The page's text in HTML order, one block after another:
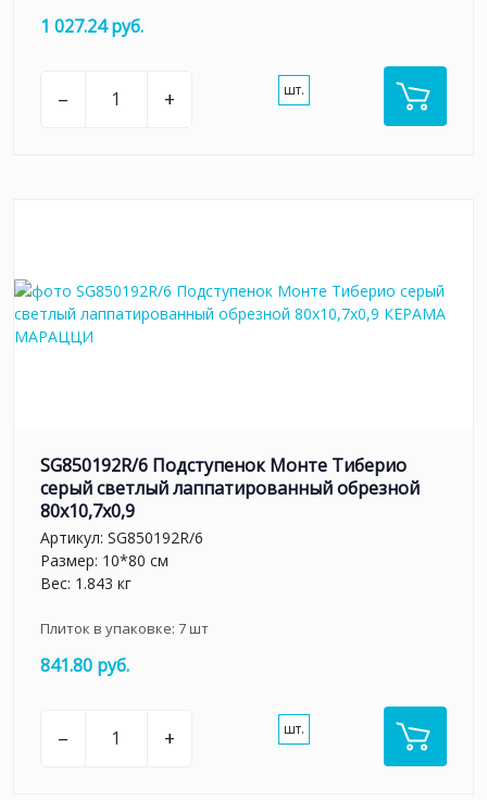
1 027.24 руб.
– + шт.
SG850192R/6 Подступенок Монте Тиберио
серый светлый лаппатированный обрезной
80x10,7x0,9
Артикул: SG850192R/6
Размер: 10*80 см
Вес: 1.843 кг
Плиток в упаковке: 7шт
841.80 руб.
– + шт.